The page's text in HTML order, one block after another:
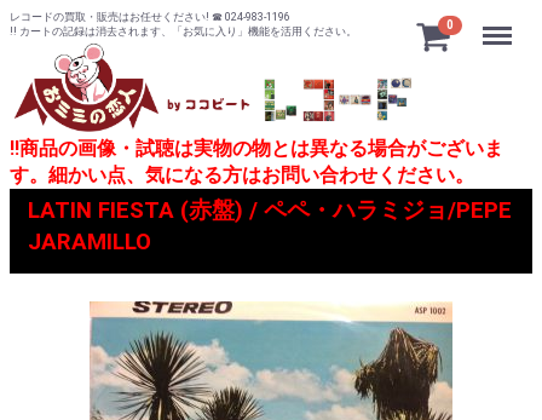
レコードの買取・販売はお任せください! ☎ 024-983-1196
!! カートの記録は消去されます、「お気に入り」機能を活用ください。
0 Menu
!!商品の画像・試聴は実物の物とは異なる場合がございま
す。細かい点、気になる方はお問い合わせください。
LATIN FIESTA (赤盤) / ペペ・ハラミジョ/PEPE
JARAMILLO